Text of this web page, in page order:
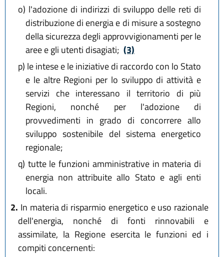
o) l'adozione di indirizzi di sviluppo delle reti di
distribuzione di energia e di misure a sostegno
della sicurezza degli approvvigionamenti per le
aree e gli utenti disagiati; (3)
p) le intese e le iniziative di raccordo con lo Stato
e le altre Regioni per lo sviluppo di attività e
servizi che interessano il territorio di più
Regioni, nonché per l'adozione di
provvedimenti in grado di concorrere allo
sviluppo sostenibile del sistema energetico
regionale;
q) tutte le funzioni amministrative in materia di
energia non attribuite allo Stato e agli enti
locali.
2. In materia di risparmio energetico e uso razionale
dell'energia, nonché di fonti rinnovabili e
assimilate, la Regione esercita le funzioni ed i
compiti concernenti: